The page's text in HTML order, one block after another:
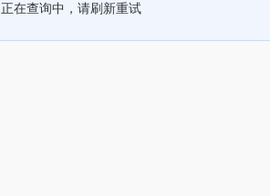
正在查询中，请刷新重试